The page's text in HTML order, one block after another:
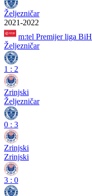
Željezničar
2021-2022
m:tel Premijer liga BiH
Željezničar
1 : 2
Zrinjski
Željezničar
0 : 3
Zrinjski
Zrinjski
3 : 0